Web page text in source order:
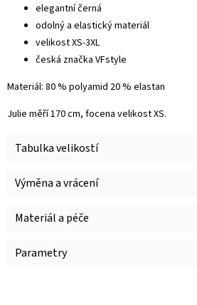
Tabulka velikostí
Výměna a vrácení
Materiál a péče
Parametry
elegantní černá
odolný a elastický materiál
velikost XS-3XL
česká značka VFstyle
Materiál: 80 % polyamid 20 % elastan
Julie měří 170 cm, focena velikost XS.